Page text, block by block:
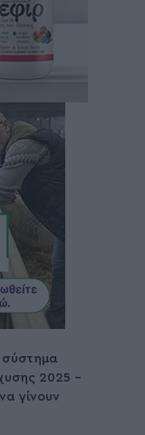
σύστημα
2025 –
γίνουν